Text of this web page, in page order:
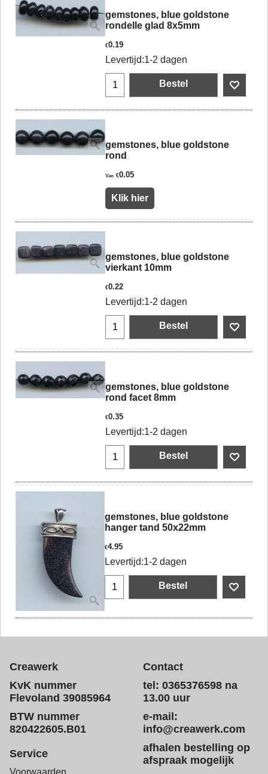
gemstones, blue goldstone
rondelle glad 8x5mm
€0.19
Levertijd:1-2 dagen
Bestel
gemstones, blue goldstone
rond
Van €0.05
Klik hier
gemstones, blue goldstone
vierkant 10mm
€0.22
Levertijd:1-2 dagen
Bestel
gemstones, blue goldstone
rond facet 8mm
€0.35
Levertijd:1-2 dagen
Bestel
gemstones, blue goldstone
hanger tand 50x22mm
€4.95
Levertijd:1-2 dagen
Bestel
Creawerk
KvK nummer
Flevoland 39085964
BTW nummer
820422605.B01
Contact
tel: 0365376598 na
13.00 uur
e-mail:
info@creawerk.com
afhalen bestelling op
afspraak mogelijk
Service
Voorwaarden